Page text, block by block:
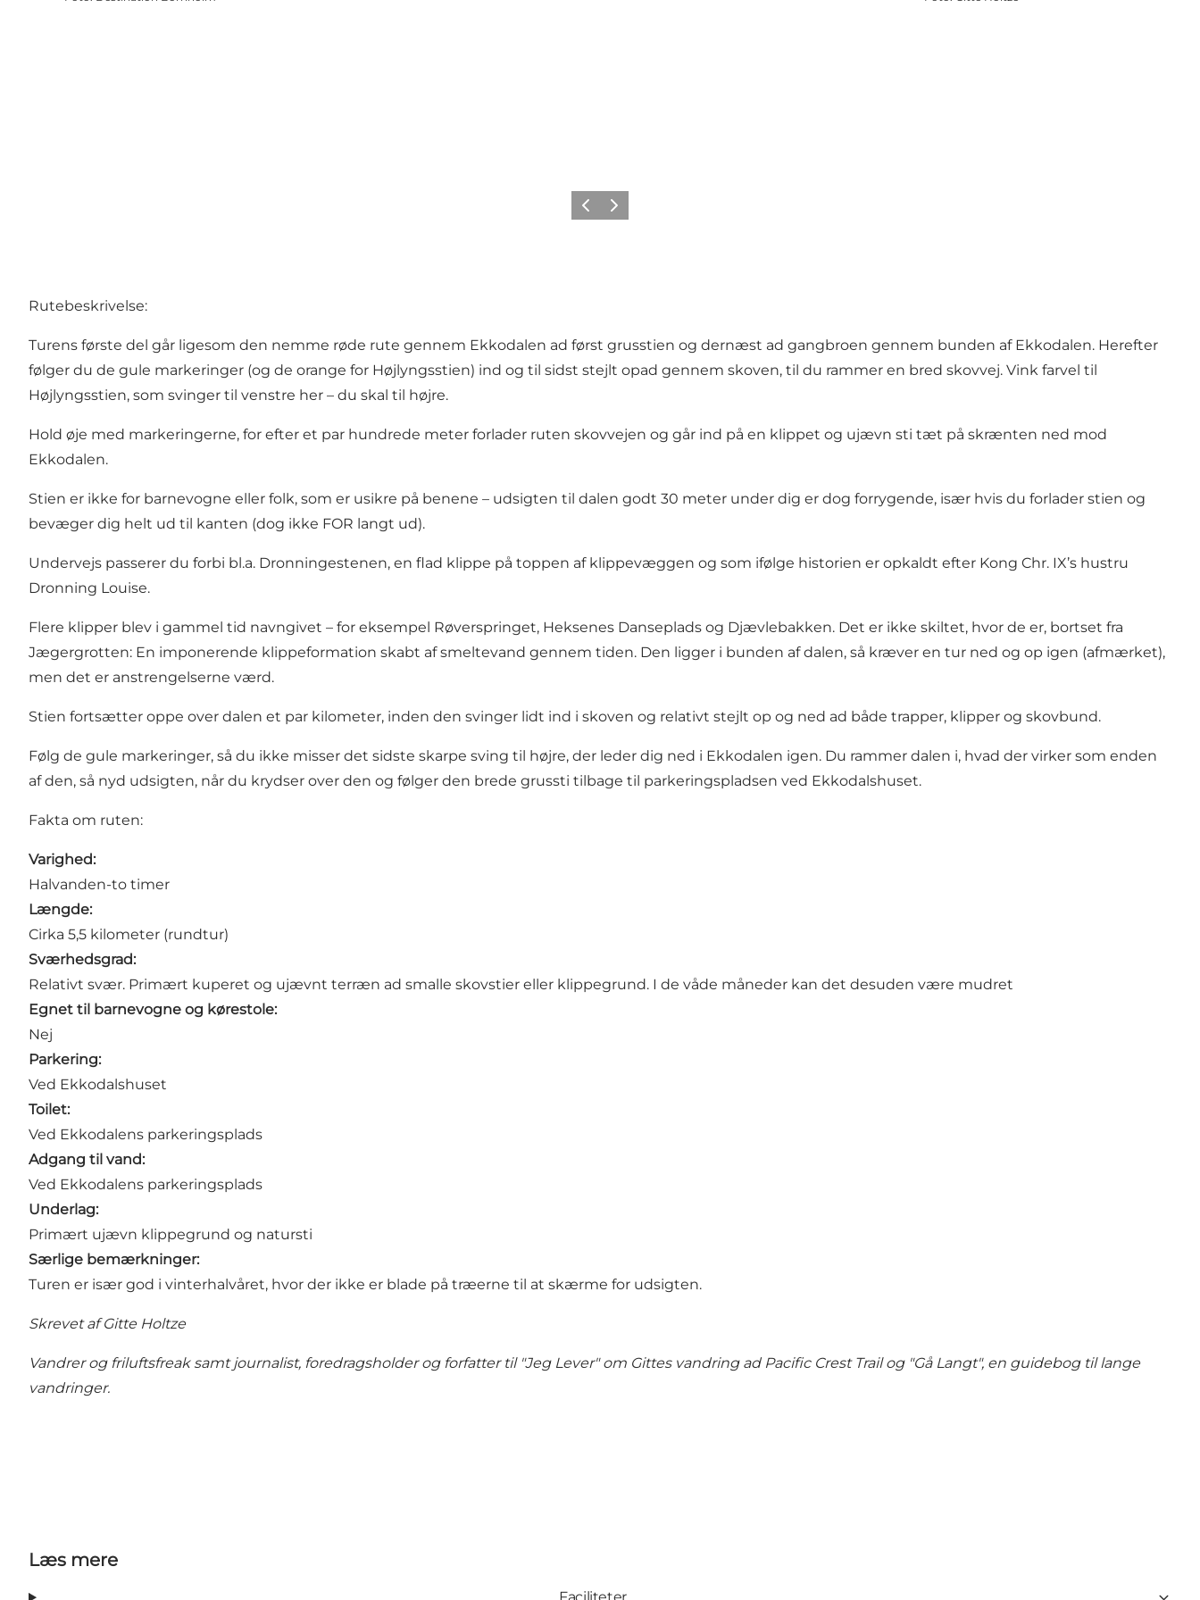
ForrigeNæste
Rutebeskrivelse:
Turens første del går ligesom den nemme røde rute gennem Ekkodalen ad først grusstien og dernæst ad gangbroen gennem bunden afEkkodalen. Herefter
følger du de gule markeringer (og de orange for Højlyngsstien) ind og til sidst stejlt opad gennem skoven, til du rammer en bred skovvej. Vink farvel til
Højlyngsstien, som svinger til venstre her – du skal til højre.
Hold øje med markeringerne, for efter et par hundrede meter forlader ruten skovvejen og går ind på en klippet og ujævn sti tæt på skrænten ned mod
Ekkodalen.
Stien er ikke for barnevogne eller folk, som er usikre på benene – udsigten til dalen godt 30 meter under dig er dog forrygende, især hvis du forlader stien og
bevæger dig helt ud til kanten (dog ikke FOR langt ud).
Undervejs passerer du forbi bl.a. Dronningestenen, en flad klippe på toppen af klippevæggen og som ifølge historien er opkaldt efter Kong Chr. IX’s hustru
Dronning Louise.
Flere klipper blev i gammel tid navngivet – for eksempel Røverspringet, Heksenes Danseplads og Djævlebakken. Det er ikke skiltet, hvor de er, bortset fra
Jægergrotten: En imponerende klippeformation skabt af smeltevand gennem tiden. Den ligger i bunden af dalen, så kræver en tur ned og op igen (afmærket),
men det er anstrengelserne værd.
Stien fortsætter oppe over dalen et par kilometer, inden den svinger lidt ind i skoven og relativt stejlt op og ned ad både trapper, klipper og skovbund.
Følg de gule markeringer, så du ikke misser det sidste skarpe sving til højre, der leder dig ned i Ekkodalen igen. Du rammer dalen i, hvad der virker som enden
af den, så nyd udsigten, når du krydser over den og følger den brede grussti tilbage til parkeringspladsen ved Ekkodalshuset.
Fakta om ruten:
Varighed:
Halvanden-to timer
Længde:
Cirka 5,5 kilometer (rundtur)
Sværhedsgrad:
Relativt svær. Primært kuperet og ujævnt terræn ad smalle skovstier eller klippegrund. I de våde måneder kan det desuden være mudret
Egnet til barnevogne og kørestole:
Nej
Parkering:
Ved Ekkodalshuset
Toilet:
Ved Ekkodalens parkeringsplads
Adgang til vand:
Ved Ekkodalens parkeringsplads
Underlag:
Primært ujævn klippegrund og natursti
Særlige bemærkninger:
Turen er især god i vinterhalvåret, hvor der ikke er blade på træerne til at skærme for udsigten.
Skrevet af Gitte Holtze
Vandrer og friluftsfreak samt journalist, foredragsholder og forfatter til "Jeg Lever" om Gittes vandring ad Pacific Crest Trail og "Gå Langt", en guidebog til lange
vandringer.
Læs mere